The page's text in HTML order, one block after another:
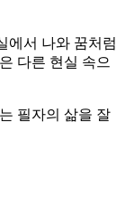
에서 나와 꿈처럼
다른 현실 속으
필자의 삶을 잘